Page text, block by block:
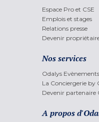
Espace Pro et CSE
Emplois et stages
Relations presse
Devenir
Nos services
Odalys
La Conciergerie by
Devenir partenaire
A propos